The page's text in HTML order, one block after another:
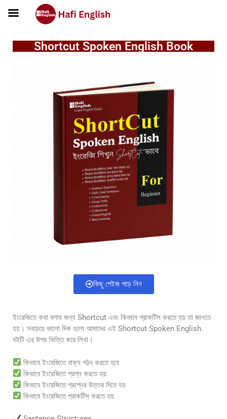
Shortcut Spoken English Book
কিছু পেইজ পড়ে নিন
ইংরেজিতে কথা বলার জন্য Shortcut এবং কিভাবে প্রাকটিস করতে হয় তা জানতে
হয়। সবচেয়ে ভালো দিক হলো আমাদের এই Shortcut Spoken English
বইটি এর উপর ভিত্তি করে লিখা।
কিভাবে ইংরেজিতে বাক্য গঠন করতে হবে
কিভাবে ইংরেজিতে প্রশ্ন করতে হয়
কিভাবে ইংরেজিতে প্রশ্নের উত্তর দিতে হয়
কিভাবে ইংরেজিতে প্রাকটিস করতে হয়